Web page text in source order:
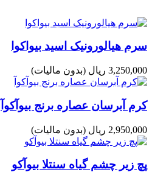
سرم هیالورونیک اسید بیواکوا
3,250,000 ریال (بدون مالیات)
کرم آبرسان عصاره برنج بیوآکوآ
2,950,000 ریال (بدون مالیات)
پچ زیر چشم گیاه سنتلا بیوآکو